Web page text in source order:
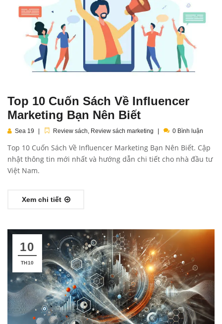
Top 10 Cuốn Sách Về Influencer
Marketing Bạn Nên Biết
Sea 19 Review sách, Review sách marketing 0 Bình luận
Top 10 Cuốn Sách Về Influencer Marketing Bạn Nên Biết. Cập
nhật thông tin mới nhất và hướng dẫn chi tiết cho nhà đầu tư
Việt Nam.
Xem chi tiết
10
TH10